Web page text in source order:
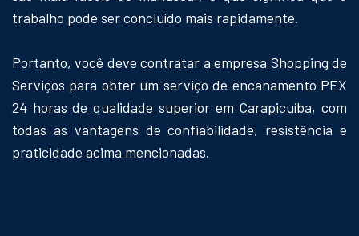
trabalho pode ser concluído mais rapidamente.
Portanto, você deve contratar a empresa Shopping de
Serviços para obter um serviço de encanamento PEX
24 horas de qualidade superior em Carapicuíba, com
todas as vantagens de confiabilidade, resistência e
praticidade acima mencionadas.